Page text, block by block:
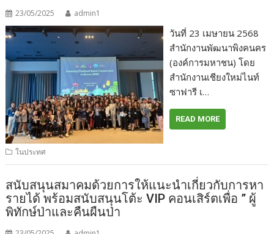
23/05/2025 admin1
วันที่ 23 เมษายน 2568
สำนักงานพัฒนาพิงคนคร
(องค์การมหาชน) โดย
สำนักงานเชียงใหม่ไนท์
ซาฟารี เ…
READ MORE
ในประทศ
สนับสนุนสมาคมด้วยการให้แนะนำเกี่ยวกับการหา
รายได้ พร้อมสนับสนุนโต้ะ VIP คอนเสิร์ตเพื่อ ” ผู้
พิทักษ์ป่าและคืนผืนป่า